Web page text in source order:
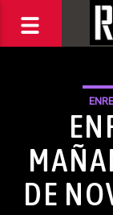
DE